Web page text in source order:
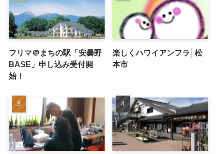
フリマ＠まちの駅「安曇野
BASE」申し込み受付開
始！
楽しくハワイアンフラ│松
本市